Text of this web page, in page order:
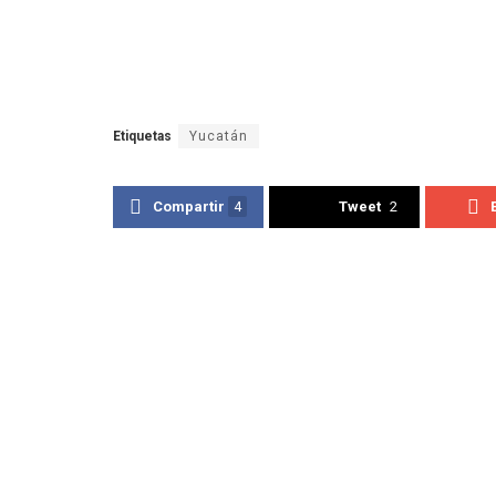
Etiquetas Yucatán
Compartir 4 Tweet 2